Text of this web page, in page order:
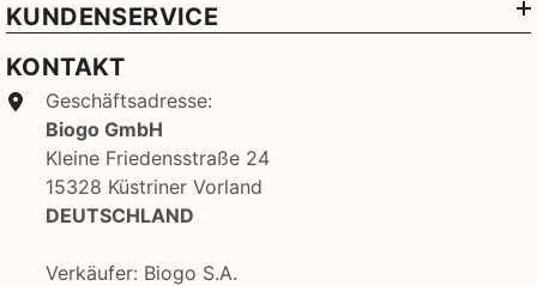
KUNDENSERVICE
KONTAKT
Geschäftsadresse:
Biogo GmbH
Kleine Friedensstraße 24
15328 Küstriner Vorland
DEUTSCHLAND
Verkäufer: Biogo S.A.